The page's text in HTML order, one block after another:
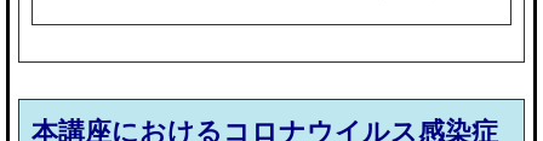
本講座におけるコロナウイルス感染症